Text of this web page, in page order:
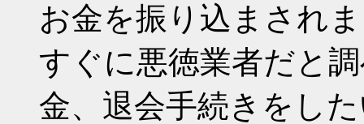
お金を振り込まされ
すぐに悪徳業者だと
金、退会手続きをし